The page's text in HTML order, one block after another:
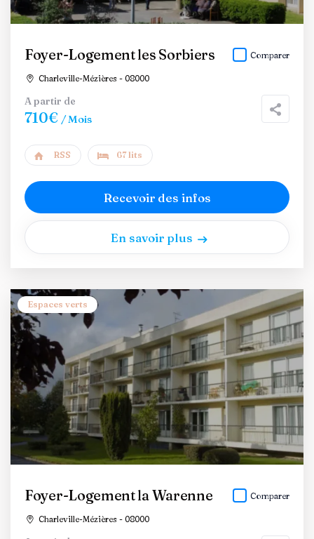
Foyer-Logement les Sorbiers
Charleville-Mézières - 08000
Comparer
A partir de
710€ / Mois
RSS 67 lits
Recevoir des infos
En savoir plus
Espaces verts
Foyer-Logement la Warenne
Charleville-Mézières - 08000
Comparer